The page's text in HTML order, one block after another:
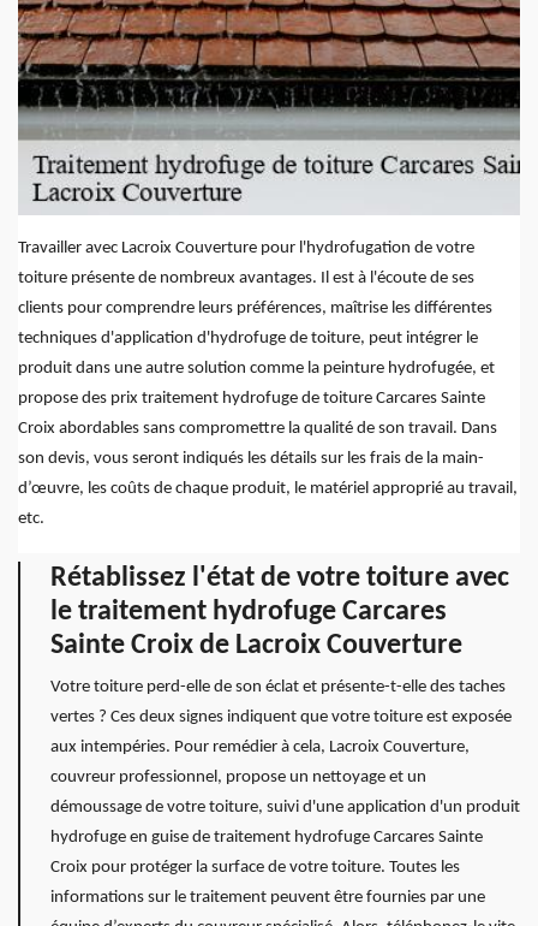
Travailler avec Lacroix Couverture pour l'hydrofugation de votre
toiture présente de nombreux avantages. Il est à l'écoute de ses
clients pour comprendre leurs préférences, maîtrise les différentes
techniques d'application d'hydrofuge de toiture, peut intégrer le
produit dans une autre solution comme la peinture hydrofugée, et
propose des prix traitement hydrofuge de toiture Carcares Sainte
Croix abordables sans compromettre la qualité de son travail. Dans
son devis, vous seront indiqués les détails sur les frais de la main-
d’œuvre, les coûts de chaque produit, le matériel approprié au travail,
etc.
Rétablissez l'état de votre toiture avec
le traitement hydrofuge Carcares
Sainte Croix de Lacroix Couverture
Votre toiture perd-elle de son éclat et présente-t-elle des taches
vertes ? Ces deux signes indiquent que votre toiture est exposée
aux intempéries. Pour remédier à cela, Lacroix Couverture,
couvreur professionnel, propose un nettoyage et un
démoussage de votre toiture, suivi d'une application d'un produit
hydrofuge en guise de traitement hydrofuge Carcares Sainte
Croix pour protéger la surface de votre toiture. Toutes les
informations sur le traitement peuvent être fournies par une